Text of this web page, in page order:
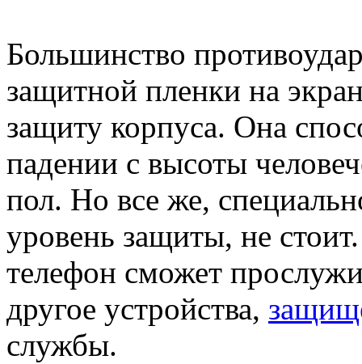
Большинство
защитной пленки на
защиту корпуса. Она
падении с высоты
пол. Но все же,
уровень защиты, не
телефон сможет
другое устройства,
службы.